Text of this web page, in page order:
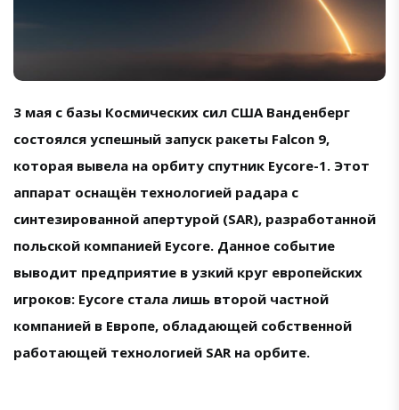
3 мая с базы Космических сил США Ванденберг
состоялся успешный запуск ракеты Falcon 9,
которая вывела на орбиту спутник Eycore-1. Этот
аппарат оснащён технологией радара с
синтезированной апертурой (SAR), разработанной
польской компанией Eycore. Данное событие
выводит предприятие в узкий круг европейских
игроков: Eycore стала лишь второй частной
компанией в Европе, обладающей собственной
работающей технологией SAR на орбите.